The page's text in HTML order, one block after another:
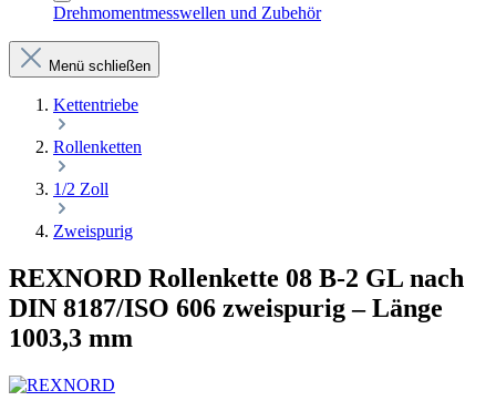
Drehmomentmesswellen und Zubehör
Menü schließen
Kettentriebe
Rollenketten
1/2 Zoll
Zweispurig
REXNORD Rollenkette 08 B-2 GL nach
DIN 8187/ISO 606 zweispurig – Länge
1003,3 mm